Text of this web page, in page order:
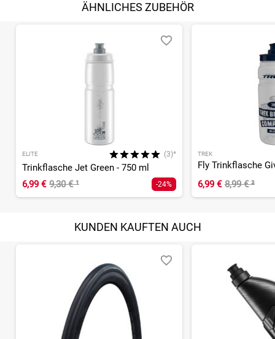
ÄHNLICHES ZUBEHÖR
ELITE (3)*
Trinkflasche Jet Green - 750 ml
6,99 € 9,30 €¹ -24%
TREK
6,99 € 8,99 €²
KUNDEN KAUFTEN AUCH